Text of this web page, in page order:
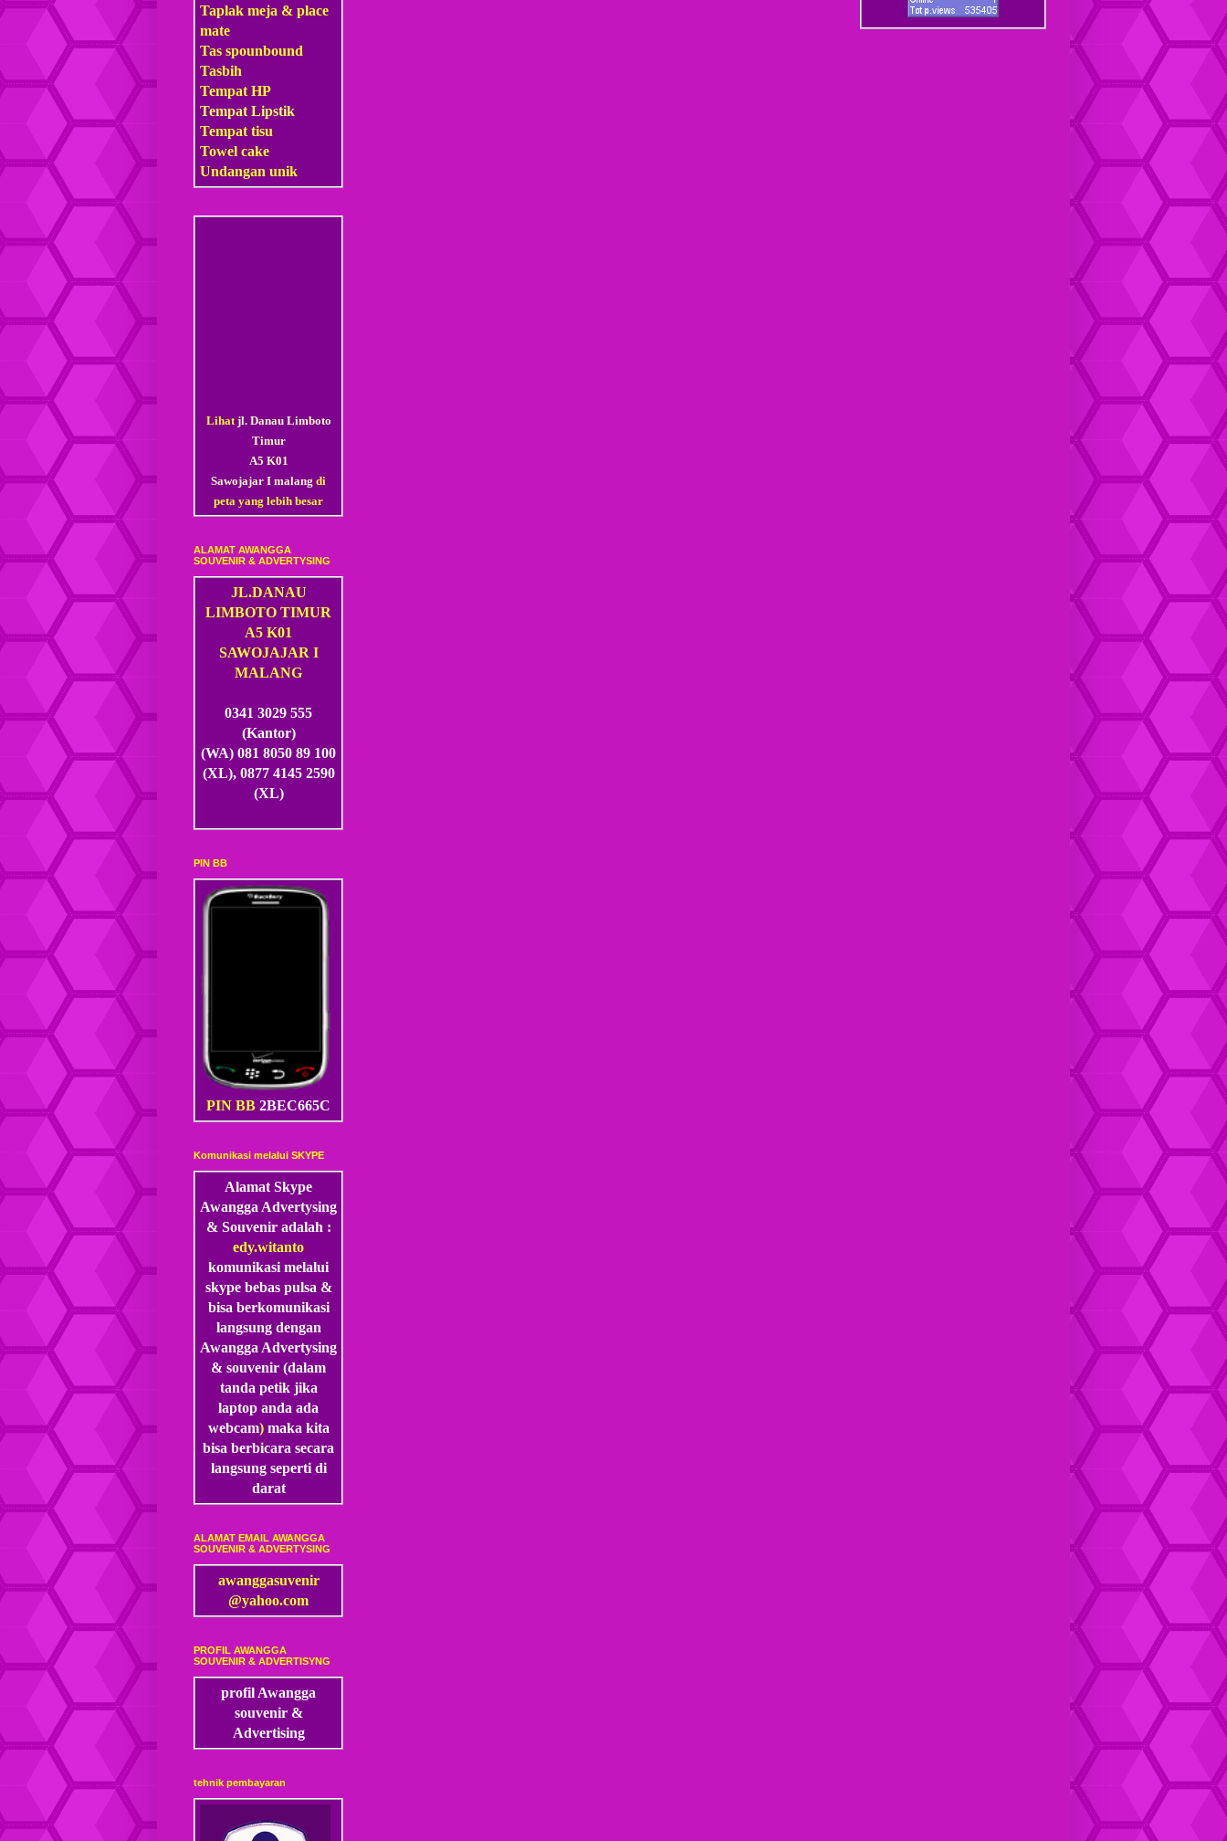
Taplak meja & place
mate
Tas spounbound
Tasbih
Tempat HP
Tempat Lipstik
Tempat tisu
Towel cake
Undangan unik
Lihatjl. Danau Limboto
Timur
A5 K01
Sawojajar I malang di
peta yang lebih besar
ALAMAT AWANGGA
SOUVENIR & ADVERTYSING
JL.DANAU
LIMBOTO TIMUR
A5 K01
SAWOJAJAR I
MALANG
0341 3029 555
(Kantor)
(WA) 081 8050 89 100
(XL), 0877 4145 2590
(XL)
PIN BB
PIN BB 2BEC665C
Komunikasi melalui SKYPE
Alamat Skype
Awangga Advertysing
& Souvenir adalah :
edy.witanto
komunikasi melalui
skype bebas pulsa &
bisa berkomunikasi
langsung dengan
Awangga Advertysing
& souvenir (dalam
tanda petik jika
laptop anda ada
webcam) maka kita
bisa berbicara secara
langsung seperti di
darat
ALAMAT EMAIL AWANGGA
SOUVENIR & ADVERTYSING
awanggasuvenir
@yahoo.com
PROFIL AWANGGA
SOUVENIR & ADVERTISYNG
profil Awangga
souvenir &
Advertising
tehnik pembayaran